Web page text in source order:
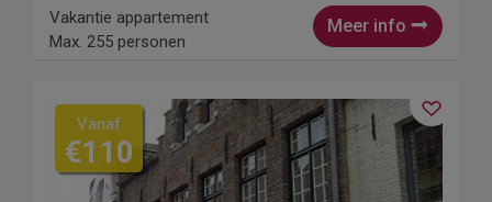
Meer info
Vakantie appartement
Max. 255 personen
Vanaf
€110